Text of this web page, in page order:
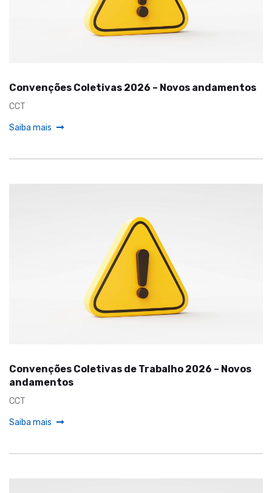
Convenções Coletivas 2026 – Novos andamentos
CCT
Saiba mais
Convenções Coletivas de Trabalho 2026 – Novos
andamentos
CCT
Saiba mais